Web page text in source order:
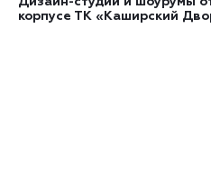
корпусе ТК «Каширский